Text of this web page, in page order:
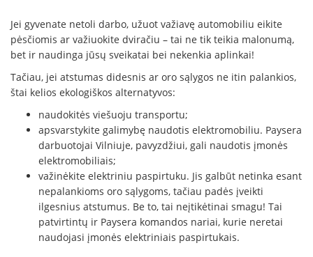
Jei gyvenate netoli darbo, užuot važiavę automobiliu eikite
pėsčiomis ar važiuokite dviračiu – tai ne tik teikia malonumą,
bet ir naudinga jūsų sveikatai bei nekenkia aplinkai!
Tačiau, jei atstumas didesnis ar oro sąlygos ne itin palankios,
štai kelios ekologiškos alternatyvos:
naudokitės viešuoju transportu;
apsvarstykite galimybę naudotis elektromobiliu. Paysera
darbuotojai Vilniuje, pavyzdžiui, gali naudotis įmonės
elektromobiliais;
važinėkite elektriniu paspirtuku. Jis galbūt netinka esant
nepalankioms oro sąlygoms, tačiau padės įveikti
ilgesnius atstumus. Be to, tai neįtikėtinai smagu! Tai
patvirtintų ir Paysera komandos nariai, kurie neretai
naudojasi įmonės elektriniais paspirtukais.